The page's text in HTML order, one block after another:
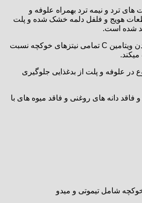
ترد و نیمه ترد بهمراه علوفه و
هویج و فلفل دلمه خشک شده و پلت
شده است.
همچنین به علت دارا بودن ویتامین C تمامی نیتزهای خوکچه نسبت
در علوفه و پلت از بدغذایی جلوگیری
فاقد دانه های روغنی و فاقد میوه های با
شامل تیموتی و میدو